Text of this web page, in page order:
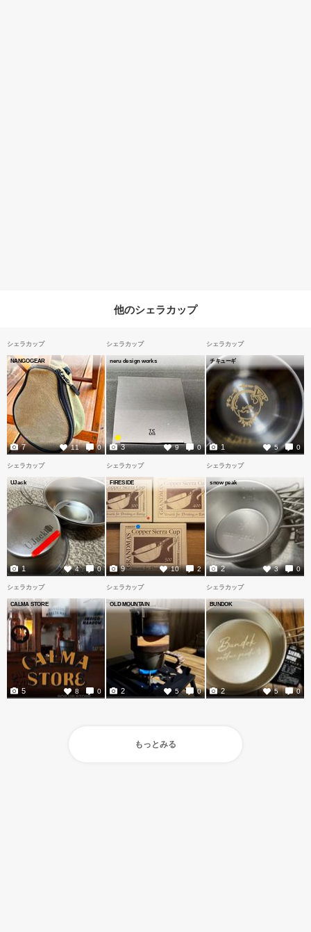
他のシェラカップ
シェラカップ
NANGOGEAR
11 0
7
シェラカップ
neru design works
9 0
3
シェラカップ
チキューギ
5 0
1
シェラカップ
UJack
4 0
1
シェラカップ
FIRESIDE
10 2
9
シェラカップ
snow peak
3 0
2
シェラカップ
CALMA STORE
8 0
5
シェラカップ
OLD MOUNTAIN
5 0
2
シェラカップ
BUNDOK
5 0
2
もっとみる